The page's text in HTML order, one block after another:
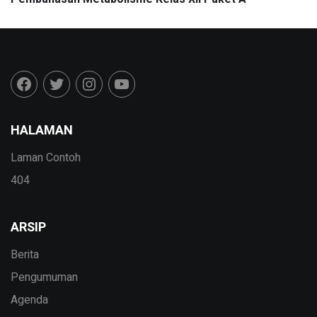
HALAMAN
Laman Contoh
404
ARSIP
Berita
Pengumuman
Agenda